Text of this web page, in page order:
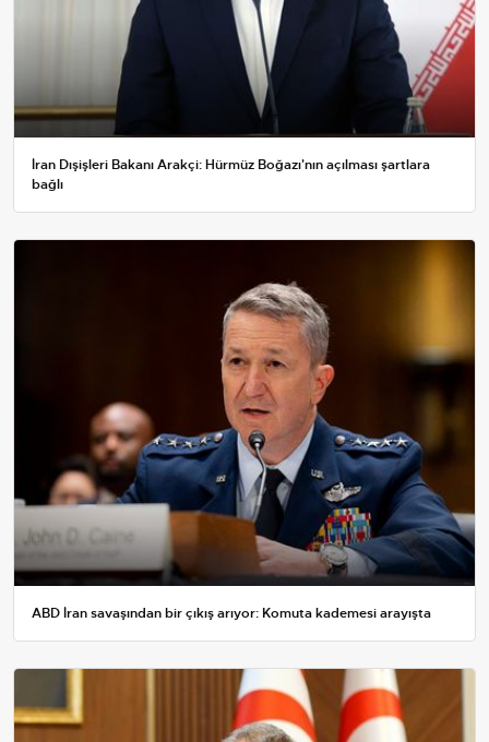
İran Dışişleri Bakanı Arakçi: Hürmüz Boğazı'nın açılması şartlara
bağlı
ABD İran savaşından bir çıkış arıyor: Komuta kademesi arayışta